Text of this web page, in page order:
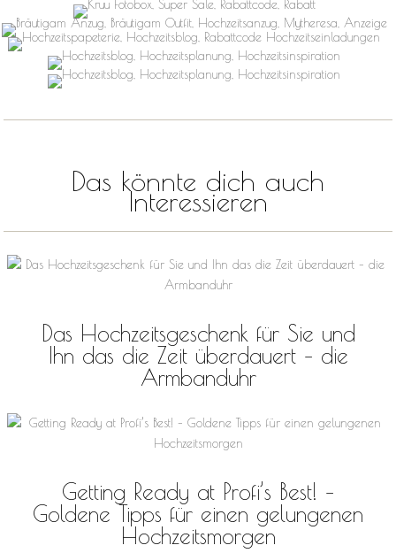
Das könnte dich auch
Interessieren
Das Hochzeitsgeschenk für Sie und
Ihn das die Zeit überdauert – die
Armbanduhr
Getting Ready at Profi’s Best! –
Goldene Tipps für einen gelungenen
Hochzeitsmorgen